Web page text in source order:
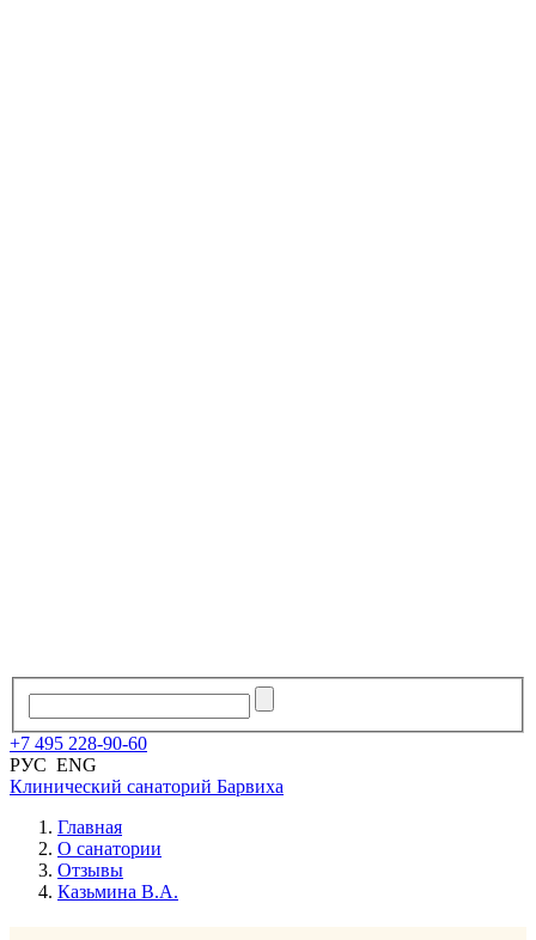
+7 495 228-90-60
РУС ENG
Клинический санаторий Барвиха
Главная
О санатории
Отзывы
Казьмина В.А.